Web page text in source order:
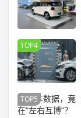
TOP4
TOP5